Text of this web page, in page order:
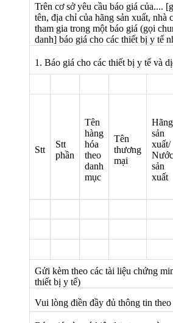
Trên cơ sở yêu cầu báo giá của....
tên, địa chỉ của hãng sản xuất, nhà
tham gia trong một báo giá (gọi
danh] báo giá cho các thiết bị y tế
1. Báo giá cho các thiết bị y tế và
Stt
Stt
phần
Tên
hàng
hóa
theo
danh
mục
Tên
thương
mại
Hãng
sản
xuất/
Nước
sản
xuất
Gửi kèm theo các tài liệu chứng
thiết bị y tế)
Vui lòng điền đầy đủ thông tin theo